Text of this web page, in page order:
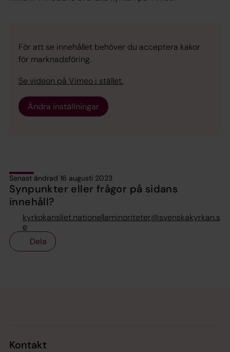
För att se innehållet behöver du acceptera kakor
för marknadsföring.
Se videon på Vimeo i stället.
Ändra inställningar
Senast ändrad 16 augusti 2023
Synpunkter eller frågor på sidans
innehåll?
kyrkokansliet.nationellaminoriteter@svenskakyrkan.s
e
Dela
Kontakt